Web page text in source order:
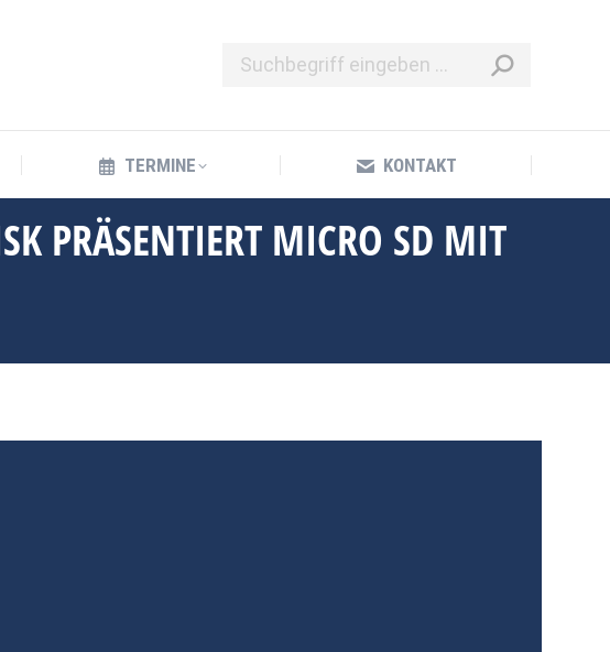
TERMINE KONTAKT
PRÄSENTIERT MICRO SD MIT